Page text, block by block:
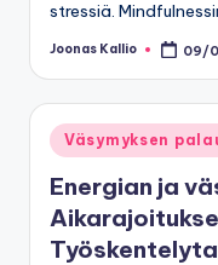
stressiä.
Posted
Joonas Kallio 09/
Posted
Väsymyksen
Energian ja